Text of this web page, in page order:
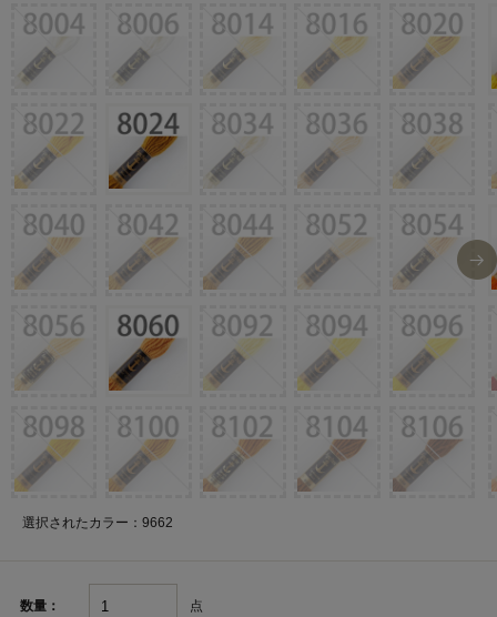
選択されたカラー：9662
数量： 点